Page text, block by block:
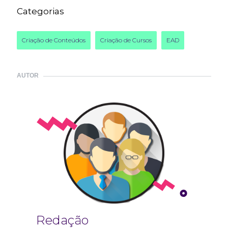
Categorias
Criação de Conteúdos Criação de Cursos EAD
AUTOR
Redação